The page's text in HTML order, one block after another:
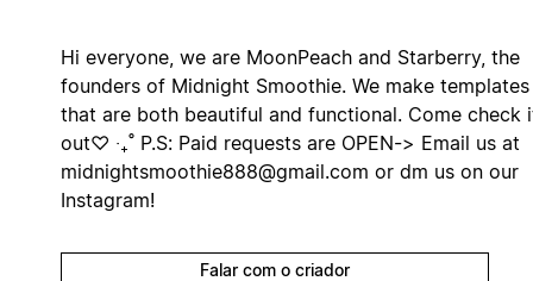
Hi everyone, we are MoonPeach and Starberry, the
founders of Midnight Smoothie. We make templates
that are both beautiful and functional. Come check
out♡ ‧₊˚ P.S: Paid requests are OPEN-> Email us at
midnightsmoothie888@gmail.com or dm us on our
Instagram!
Falar com o criador